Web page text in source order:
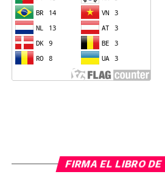
FIRMA EL LIBRO DE